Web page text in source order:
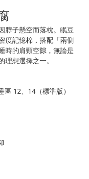
脖子懸空而落枕。眠豆
度記憶棉，搭配「兩側
時的肩頸空隙，無論是
想選擇之一。
12、14（標準版）